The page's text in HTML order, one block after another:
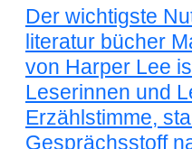
Der wichtigste
literatur bücher
von Harper Lee
Leserinnen und
Erzählstimme,
Gesprächsstoff